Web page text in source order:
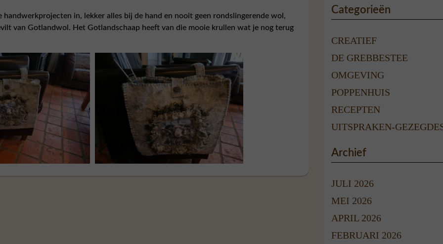
in, lekker alles bij de hand en nooit geen rondslingerende wol,
van Gotlandwol. Het Gotlandschaap heeft van die mooie krullen wat je nog terug
Categorieën
CREATIEF
DE GREBBESTEE
OMGEVING
POPPENHUIS
RECEPTEN
UITSPRAKEN-
Archief
JULI 2026
MEI 2026
APRIL 2026
FEBRUARI 2026